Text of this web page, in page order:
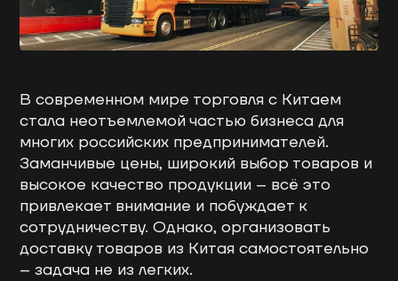
В современном мире торговля с Китаем
стала неотъемлемой частью бизнеса для
многих российских предпринимателей.
Заманчивые цены, широкий выбор товаров и
высокое качество продукции – всё это
привлекает внимание и побуждает к
сотрудничеству. Однако, организовать
доставку товаров из Китая самостоятельно
– задача не из легких.